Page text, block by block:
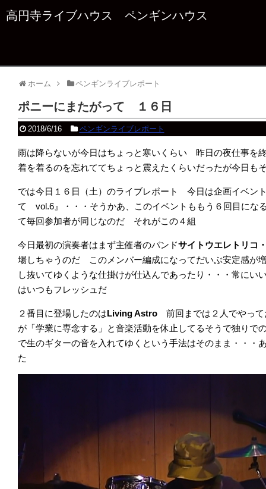
高円寺ライブハウス ペンギンハウス
ホーム ペンギンライブレポート
ポニーにまたがって １６日
2018/6/16 ペンギンライブレポート
雨は降らないが今日はちょっと寒いくらい 昨日の夜仕事を
着を着るのを忘れててちょっと震えたくらいだったが今日も
では今日１６日（土）のライブレポート 今日は企画イベン
て vol.6』・・・そうかあ、このイベントももう６回目に
て毎回参加者が同じなのだ それがこの４組
今日最初の演奏者はまず主催者のバンドサイトウエレトリ
場しちゃうのだ このメンバー編成になってだいぶ安定感が
し抜いてゆくような仕掛けが仕込んであったり・・・常にい
はいつもフレッシュだ
２番目に登場したのはLiving Astro 前回までは２人でやっ
が「学業に専念する」と音楽活動を休止してるそうで独り
で生のギターの音を入れてゆくという手法はそのまま・・・
た